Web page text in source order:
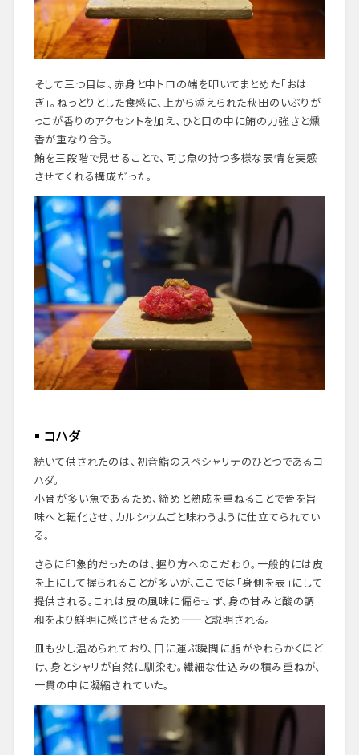
そして三つ目は、赤身と中トロの端を叩いてまとめた「おは
ぎ」。ねっとりとした食感に、上から添えられた秋田のいぶりが
っこが香りのアクセントを加え、ひと口の中に鮪の力強さと燻
香が重なり合う。
鮪を三段階で見せることで、同じ魚の持つ多様な表情を実感
させてくれる構成だった。
コハダ
続いて供されたのは、初音鮨のスペシャリテのひとつであるコ
ハダ。
小骨が多い魚であるため、締めと熟成を重ねることで骨を旨
味へと転化させ、カルシウムごと味わうように仕立てられてい
る。
さらに印象的だったのは、握り方へのこだわり。一般的には皮
を上にして握られることが多いが、ここでは「身側を表」にして
提供される。これは皮の風味に偏らせず、身の甘みと酸の調
和をより鮮明に感じさせるため——と説明される。
皿も少し温められており、口に運ぶ瞬間に脂がやわらかくほど
け、身とシャリが自然に馴染む。繊細な仕込みの積み重ねが、
一貫の中に凝縮されていた。